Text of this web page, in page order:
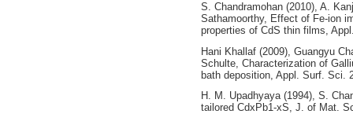
S. Chandramohan (2010), A.
Sathamoorthy, Effect of Fe-ion
properties of CdS thin films,
Hani Khallaf (2009), Guangyu
Schulte, Characterization of
bath deposition, Appl. Surf. Sci.
H. M. Upadhyaya (1994), S.
tailored CdxPb1-xS, J. of Mat.